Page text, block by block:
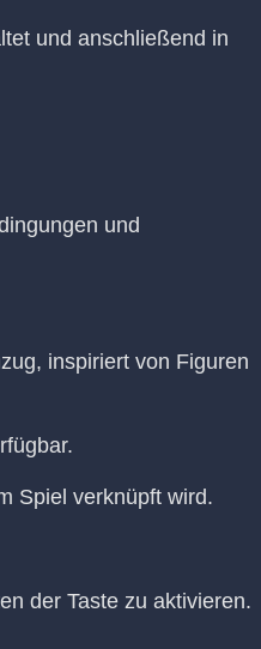
und anschließend in
und
inspiriert von Figuren
Spiel verknüpft wird.
der Taste zu aktivieren.